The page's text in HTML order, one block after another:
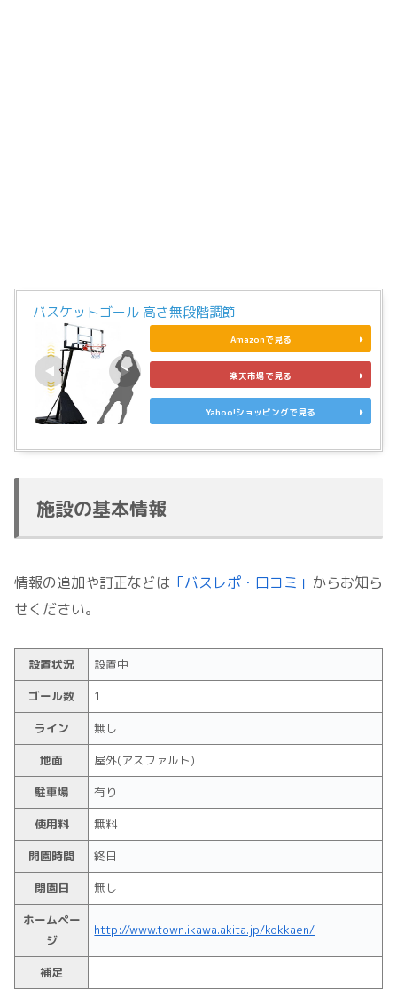
バスケットゴール 高さ無段階調節
Amazonで見る
楽天市場で見る
Yahoo!ショッピングで見る
施設の基本情報
情報の追加や訂正などは 「バスレポ・口コミ」 からお知ら
せください。
設置状況
設置中
ゴール数
1
ライン
無し
地面
屋外(アスファルト)
駐車場
有り
使用料
無料
開園時間
終日
閉園日
無し
ホームペー
ジ
http://www.town.ikawa.akita.jp/kokkaen/
補足